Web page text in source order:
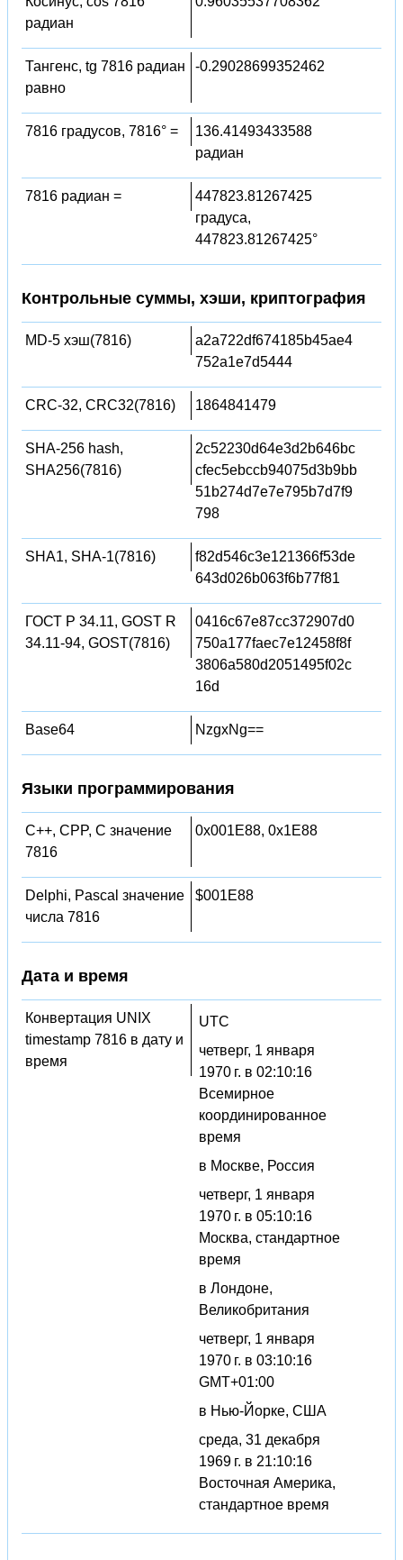
радиан
Тангенс, tg 7816 радиан
равно
-0.29028699352462
7816 градусов, 7816° =
136.41493433588
радиан
7816 радиан =
447823.81267425
градуса,
447823.81267425°
Контрольные суммы, хэши, криптография
MD-5 хэш(7816)
a2a722df674185b45ae4
752a1e7d5444
CRC-32, CRC32(7816) 1864841479
SHA-256 hash,
SHA256(7816)
2c52230d64e3d2b646bc
cfec5ebccb94075d3b9bb
51b274d7e7e795b7d7f9
798
SHA1, SHA-1(7816)
f82d546c3e121366f53de
643d026b063f6b77f81
ГОСТ Р 34.11, GOST R
34.11-94, GOST(7816)
0416c67e87cc372907d0
750a177faec7e12458f8f
3806a580d2051495f02c
16d
Base64 NzgxNg==
Языки программирования
C++, CPP, C значение
7816
0x001E88, 0x1E88
Delphi, Pascal значение
числа 7816
$001E88
Дата и время
Конвертация UNIX
timestamp 7816 в дату и
время
UTC
четверг, 1 января
1970 г. в 02:10:16
Всемирное
координированное
время
в Москве, Россия
четверг, 1 января
1970 г. в 05:10:16
Москва, стандартное
время
в Лондоне,
Великобритания
четверг, 1 января
1970 г. в 03:10:16
GMT+01:00
в Нью-Йорке, США
среда, 31 декабря
1969 г. в 21:10:16
Восточная Америка,
стандартное время